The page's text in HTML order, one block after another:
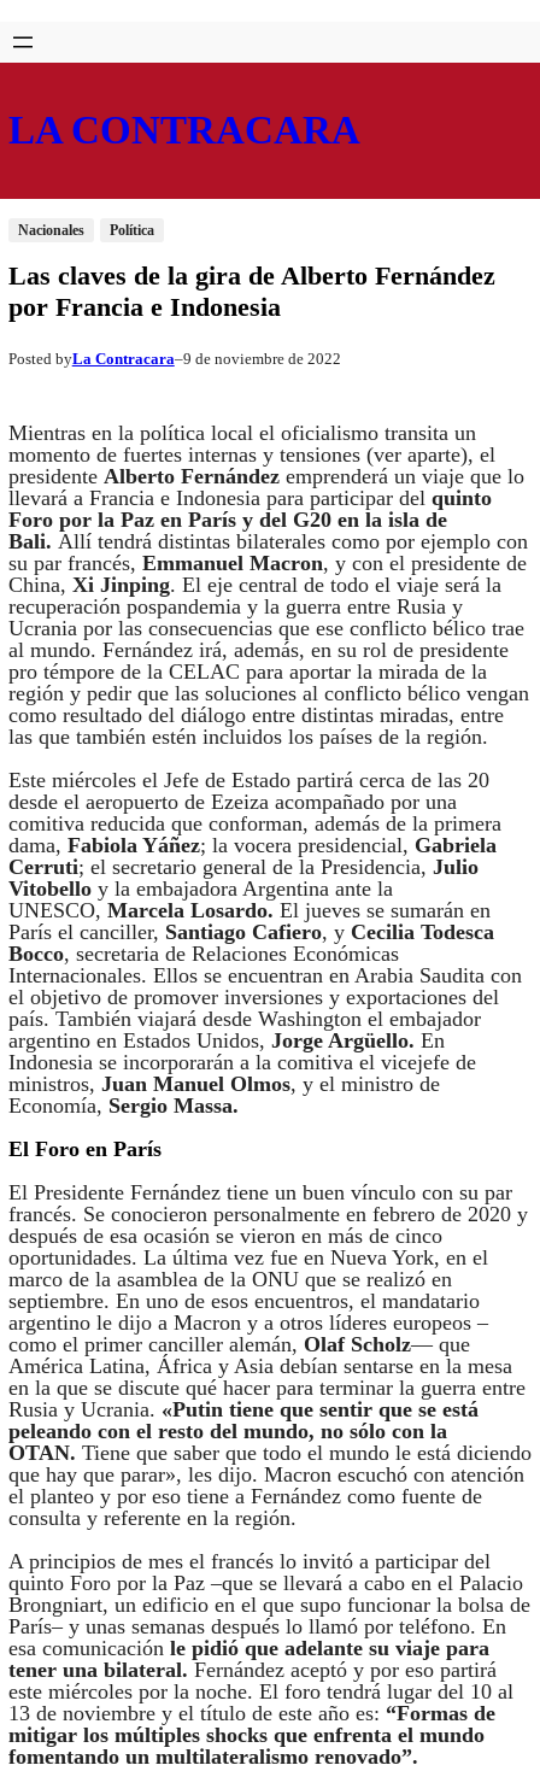
Saltar
al
Skip
to
LA CONTRACARA
Nacionales Política
Las claves de la gira de Alberto Fernández
por Francia e Indonesia
Posted byLa Contracara–9 de noviembre de 2022
Mientras en la política local el oficialismo transita un
momento de fuertes internas y tensiones (ver aparte), el
presidente Alberto Fernándezemprenderá un viaje que lo
llevará a Francia e Indonesia para participar del quinto
Foro por la Paz en París y del G20 en la isla de
Bali. Allí tendrá distintas bilaterales como por ejemplo con
su par francés, Emmanuel Macron, y con el presidente de
China, Xi Jinping. El eje central de todo el viaje será la
recuperación pospandemia y la guerra entre Rusia y
Ucrania por las consecuencias que ese conflicto bélico trae
al mundo. Fernández irá, además, en su rol de presidente
pro témpore de la CELAC para aportar la mirada de la
región y pedir que las soluciones al conflicto bélico vengan
como resultado del diálogo entre distintas miradas, entre
las que también estén incluidos los países de la región.
Este miércoles el Jefe de Estado partirá cerca de las 20
desde el aeropuerto de Ezeiza acompañado por una
comitiva reducida que conforman, además de la primera
dama, Fabiola Yáñez; la vocera presidencial, Gabriela
Cerruti; el secretario general de la Presidencia, Julio
Vitobelloy la embajadora Argentina ante la
UNESCO, Marcela Losardo. El jueves se sumarán en
París el canciller, Santiago Cafiero, y Cecilia Todesca
Bocco, secretaria de Relaciones Económicas
Internacionales. Ellos se encuentran en Arabia Saudita con
el objetivo de promover inversiones y exportaciones del
país. También viajará desde Washington el embajador
argentino en Estados Unidos, Jorge Argüello. En
Indonesia se incorporarán a la comitiva el vicejefe de
ministros, Juan Manuel Olmos, y el ministro de
Economía, Sergio Massa.
El Foro en París
El Presidente Fernández tiene un buen vínculo con su par
francés. Se conocieron personalmente en febrero de 2020 y
después de esa ocasión se vieron en más de cinco
oportunidades. La última vez fue en Nueva York, en el
marco de la asamblea de la ONU que se realizó en
septiembre. En uno de esos encuentros, el mandatario
argentino le dijo a Macron y a otros líderes europeos –
como el primer canciller alemán, Olaf Scholz— que
América Latina, África y Asia debían sentarse en la mesa
en la que se discute qué hacer para terminar la guerra entre
Rusia y Ucrania. «Putin tiene que sentir que se está
peleando con el resto del mundo, no sólo con la
OTAN. Tiene que saber que todo el mundo le está diciendo
que hay que parar», les dijo. Macron escuchó con atención
el planteo y por eso tiene a Fernández como fuente de
consulta y referente en la región.
A principios de mes el francés lo invitó a participar del
quinto Foro por la Paz –que se llevará a cabo en el Palacio
Brongniart, un edificio en el que supo funcionar la bolsa de
París– y unas semanas después lo llamó por teléfono. En
esa comunicaciónle pidió que adelante su viaje para
tener una bilateral. Fernández aceptó y por eso partirá
este miércoles por la noche. El foro tendrá lugar del 10 al
13 de noviembre y el título de este año es: “Formas de
mitigar los múltiples shocks que enfrenta el mundo
fomentando un multilateralismo renovado”.